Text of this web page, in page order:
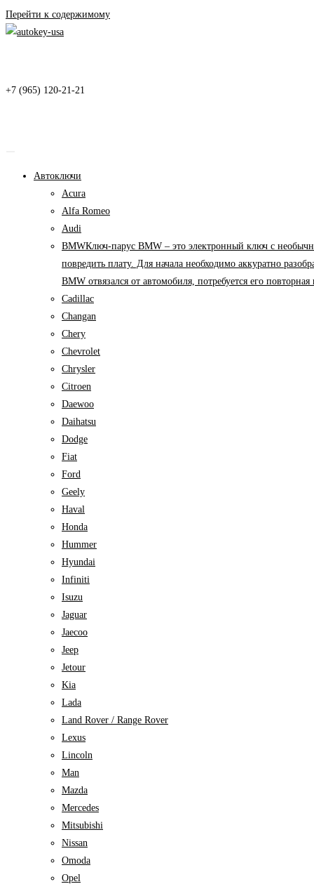
Перейти к содержимому
+7 (965) 120-21-21
Автоключи
Acura
Alfa Romeo
Audi
BMWКлюч-парус BMW – это электронный ключ с
повредить плату. Для начала необходимо аккуратно
BMW отвязался от автомобиля, потребуется его
Cadillac
Changan
Chery
Chevrolet
Chrysler
Citroen
Daewoo
Daihatsu
Dodge
Fiat
Ford
Geely
Haval
Honda
Hummer
Hyundai
Infiniti
Isuzu
Jaguar
Jaecoo
Jeep
Jetour
Kia
Lada
Land Rover / Range Rover
Lexus
Lincoln
Man
Mazda
Mercedes
Mitsubishi
Nissan
Omoda
Opel